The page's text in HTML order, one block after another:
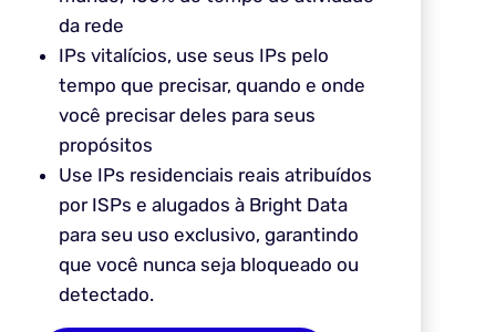
da rede
IPs vitalícios, use seus IPs pelo
tempo que precisar, quando e onde
você precisar deles para seus
propósitos
Use IPs residenciais reais atribuídos
por ISPs e alugados à Bright Data
para seu uso exclusivo, garantindo
que você nunca seja bloqueado ou
detectado.